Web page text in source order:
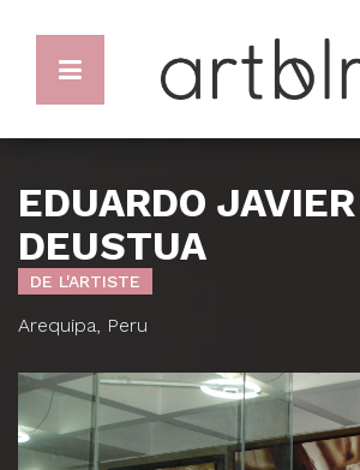
EDUARDO JAVIER
DEUSTUA
DE L'ARTISTE
Arequipa, Peru